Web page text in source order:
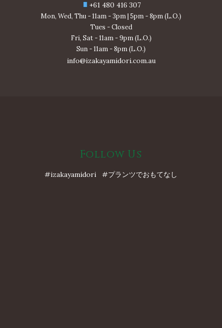
+61 480 416 307
Mon, Wed, Thu - 11am - 3pm | 5pm - 8pm (L.O.)
Tues - Closed
Fri, Sat - 11am - 9pm (L.O.)
Sun - 11am - 8pm (L.O.)
info@izakayamidori.com.au
Follow Us
#izakayamidori #プランツでおもてなし